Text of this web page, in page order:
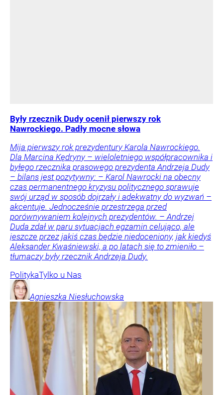
Były rzecznik Dudy ocenił pierwszy rok
Nawrockiego. Padły mocne słowa
Mija pierwszy rok prezydentury Karola Nawrockiego.
Dla Marcina Kędryny – wieloletniego współpracownika i
byłego rzecznika prasowego prezydenta Andrzeja Dudy
– bilans jest pozytywny: – Karol Nawrocki na obecny
czas permanentnego kryzysu politycznego sprawuje
swój urząd w sposób dojrzały i adekwatny do wyzwań –
akcentuje. Jednocześnie przestrzega przed
porównywaniem kolejnych prezydentów. – Andrzej
Duda zdał w paru sytuacjach egzamin celująco, ale
jeszcze przez jakiś czas będzie niedoceniony, jak kiedyś
Aleksander Kwaśniewski, a po latach się to zmieniło –
tłumaczy były rzecznik Andrzeja Dudy.
PolitykaTylko u Nas
Agnieszka Niesłuchowska